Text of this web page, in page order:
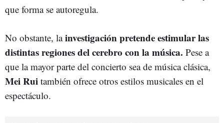
que forma se autoregula.
No obstante, lainvestigación pretende estimular las
distintas regiones del cerebro con la música. Pese a
que la mayor parte del concierto sea de música clásica,
Mei Rui también ofrece otros estilos musicales en el
espectáculo.